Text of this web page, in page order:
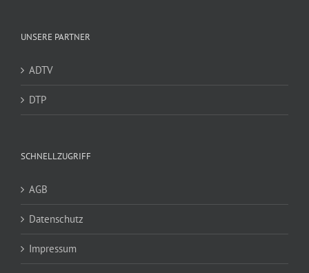
UNSERE PARTNER
ADTV
DTP
SCHNELLZUGRIFF
AGB
Datenschutz
Impressum